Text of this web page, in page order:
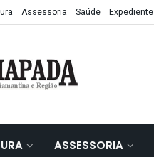
Assessoria Saúde Expediente
ASSESSORIA